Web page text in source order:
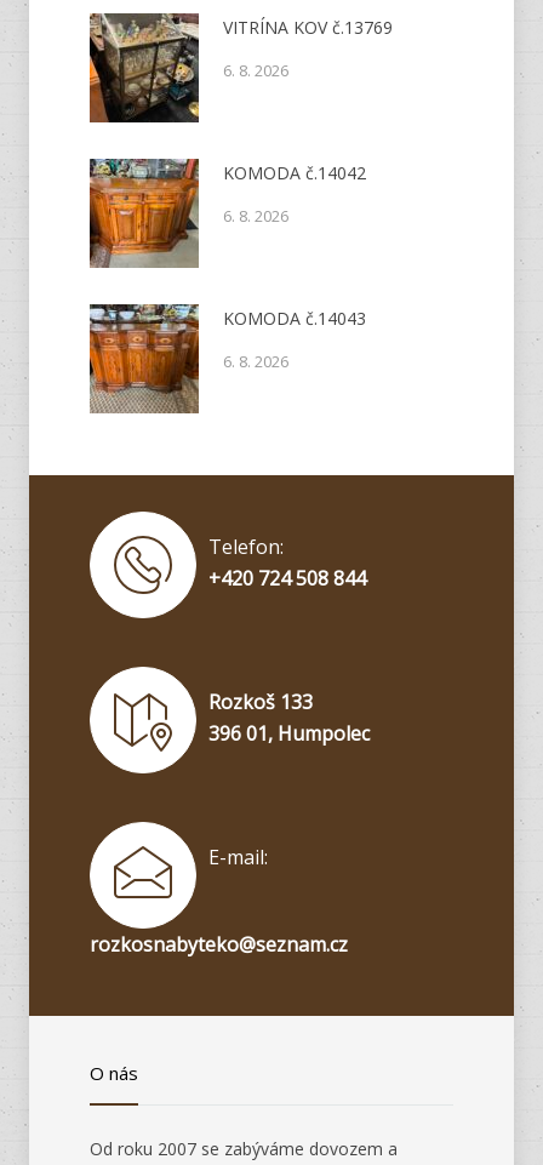
VITRÍNA KOV č.13769
6. 8. 2026
KOMODA č.14042
6. 8. 2026
KOMODA č.14043
6. 8. 2026
Telefon:
+420 724 508 844
Rozkoš 133
396 01, Humpolec
E-mail:
rozkosnabyteko@seznam.cz
O nás
Od roku 2007 se zabýváme dovozem a